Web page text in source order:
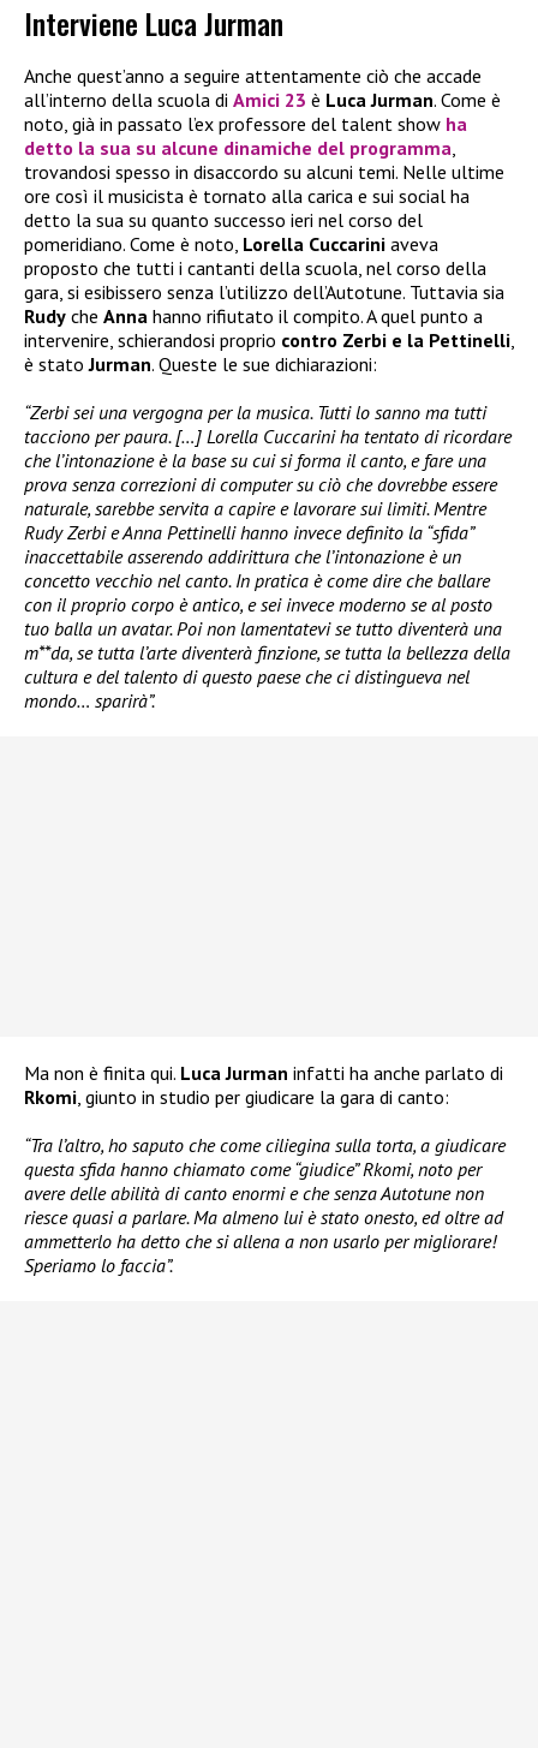
Interviene Luca Jurman
Anche quest’anno a seguire attentamente ciò che accade
all’interno della scuola di Amici 23 è Luca Jurman. Come è
noto, già in passato l’ex professore del talent show ha
detto la sua su alcune dinamiche del programma,
trovandosi spesso in disaccordo su alcuni temi. Nelle ultime
ore così il musicista è tornato alla carica e sui social ha
detto la sua su quanto successo ieri nel corso del
pomeridiano. Come è noto, Lorella Cuccarini aveva
proposto che tutti i cantanti della scuola, nel corso della
gara, si esibissero senza l’utilizzo dell’Autotune. Tuttavia sia
Rudy che Anna hanno rifiutato il compito. A quel punto a
intervenire, schierandosi proprio contro Zerbi e la Pettinelli,
è statoJurman. Queste le sue dichiarazioni:
“Zerbi sei una vergogna per la musica. Tutti lo sanno ma tutti
tacciono per paura. […] Lorella Cuccarini ha tentato di ricordare
che l’intonazione è la base su cui si forma il canto, e fare una
prova senza correzioni di computer su ciò che dovrebbe essere
naturale, sarebbe servita a capire e lavorare sui limiti. Mentre
Rudy Zerbi e Anna Pettinelli hanno invece definito la “sfida”
inaccettabile asserendo addirittura che l’intonazione è un
concetto vecchio nel canto. In pratica è come dire che ballare
con il proprio corpo è antico, e sei invece moderno se al posto
tuo balla un avatar. Poi non lamentatevi se tutto diventerà una
m**da, se tutta l’arte diventerà finzione, se tutta la bellezza della
cultura e del talento di questo paese che ci distingueva nel
mondo… sparirà”.
Ma non è finita qui. Luca Jurman infatti ha anche parlato di
Rkomi, giunto in studio per giudicare la gara di canto:
“Tra l’altro, ho saputo che come ciliegina sulla torta, a giudicare
questa sfida hanno chiamato come “giudice” Rkomi, noto per
avere delle abilità di canto enormi e che senza Autotune non
riesce quasi a parlare. Ma almeno lui è stato onesto, ed oltre ad
ammetterlo ha detto che si allena a non usarlo per migliorare!
Speriamo lo faccia”.